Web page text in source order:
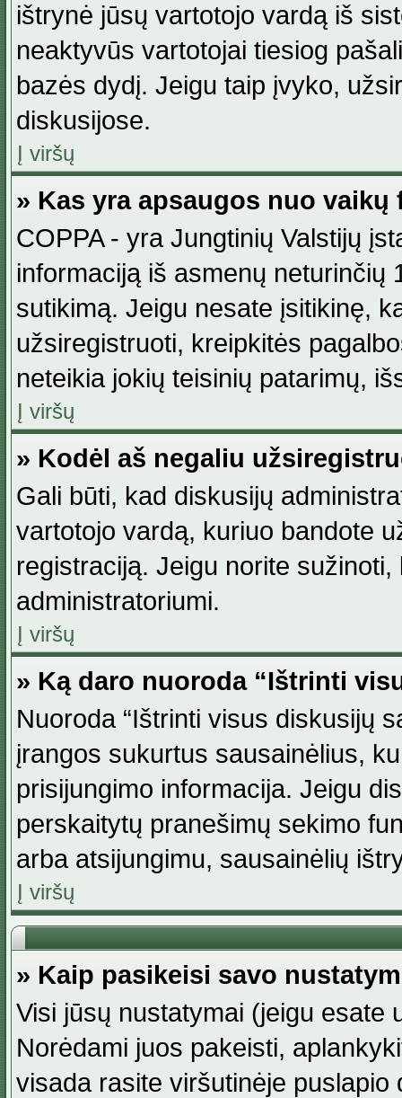
ištrynė jūsų vartotojo vardą iš
neaktyvūs vartotojai tiesiog
bazės dydį. Jeigu taip įvyko,
diskusijose.
Į viršų
» Kas yra apsaugos nuo vaikų
COPPA - yra Jungtinių Valstijų
informaciją iš asmenų neturinčių
sutikimą. Jeigu nesate įsitikinę,
užsiregistruoti, kreipkitės
neteikia jokių teisinių patarimų,
Į viršų
» Kodėl aš negaliu
Gali būti, kad diskusijų
vartotojo vardą, kuriuo bandote
registraciją. Jeigu norite
administratoriumi.
Į viršų
» Ką daro nuoroda “Ištrinti
Nuoroda “Ištrinti visus diskusijų
įrangos sukurtus sausainėlius,
prisijungimo informacija. Jeigu
perskaitytų pranešimų sekimo
arba atsijungimu, sausainėlių
Į viršų
» Kaip pasikeisi savo
Visi jūsų nustatymai (jeigu esate
Norėdami juos pakeisti,
visada rasite viršutinėje